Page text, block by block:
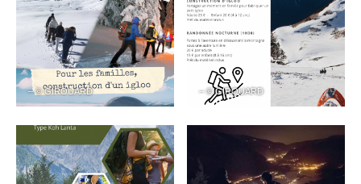
– © GIROUARD – © GIROUARD